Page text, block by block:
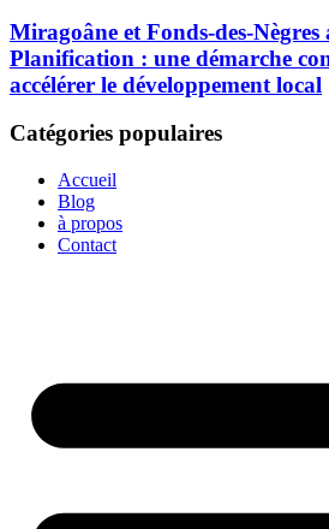
Miragoâne et Fonds-des-Nègres
Planification : une démarche
accélérer le développement local
Catégories populaires
Accueil
Blog
à propos
Contact